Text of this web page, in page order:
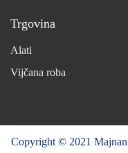
Trgovina
Alati
Vijčana roba
Copyright © 2021